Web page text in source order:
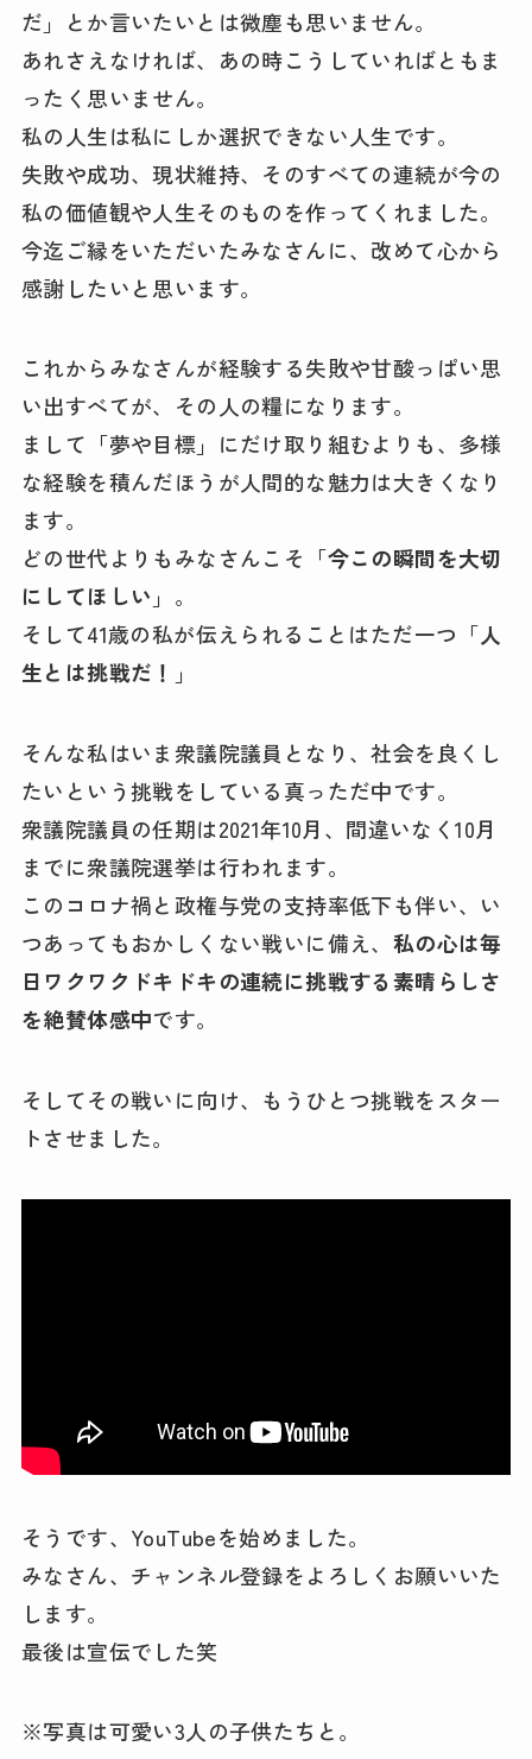
だ」とか言いたいとは微塵も思いません。
あれさえなければ、あの時こうしていればともま
ったく思いません。
私の人生は私にしか選択できない人生です。
失敗や成功、現状維持、そのすべての連続が今の
私の価値観や人生そのものを作ってくれました。
今迄ご縁をいただいたみなさんに、改めて心から
感謝したいと思います。
これからみなさんが経験する失敗や甘酸っぱい思
い出すべてが、その人の糧になります。
まして「夢や目標」にだけ取り組むよりも、多様
な経験を積んだほうが人間的な魅力は大きくなり
ます。
どの世代よりもみなさんこそ「今この瞬間を大切
にしてほしい 」。
そして41歳の私が伝えられることはただ一つ「人
生とは挑戦だ！ 」
そんな私はいま衆議院議員となり、社会を良くし
たいという挑戦をしている真っただ中です。
衆議院議員の任期は2021年10月、間違いなく10月
までに衆議院選挙は行われます。
このコロナ禍と政権与党の支持率低下も伴い、い
つあってもおかしくない戦いに備え、 私の心は毎
日ワクワクドキドキの連続に挑戦する素晴らしさ
を絶賛体感中です。
そしてその戦いに向け、もうひとつ挑戦をスター
トさせました。
そうです、YouTubeを始めました。
みなさん、チャンネル登録をよろしくお願いいた
します。
最後は宣伝でした笑
※写真は可愛い3人の子供たちと。